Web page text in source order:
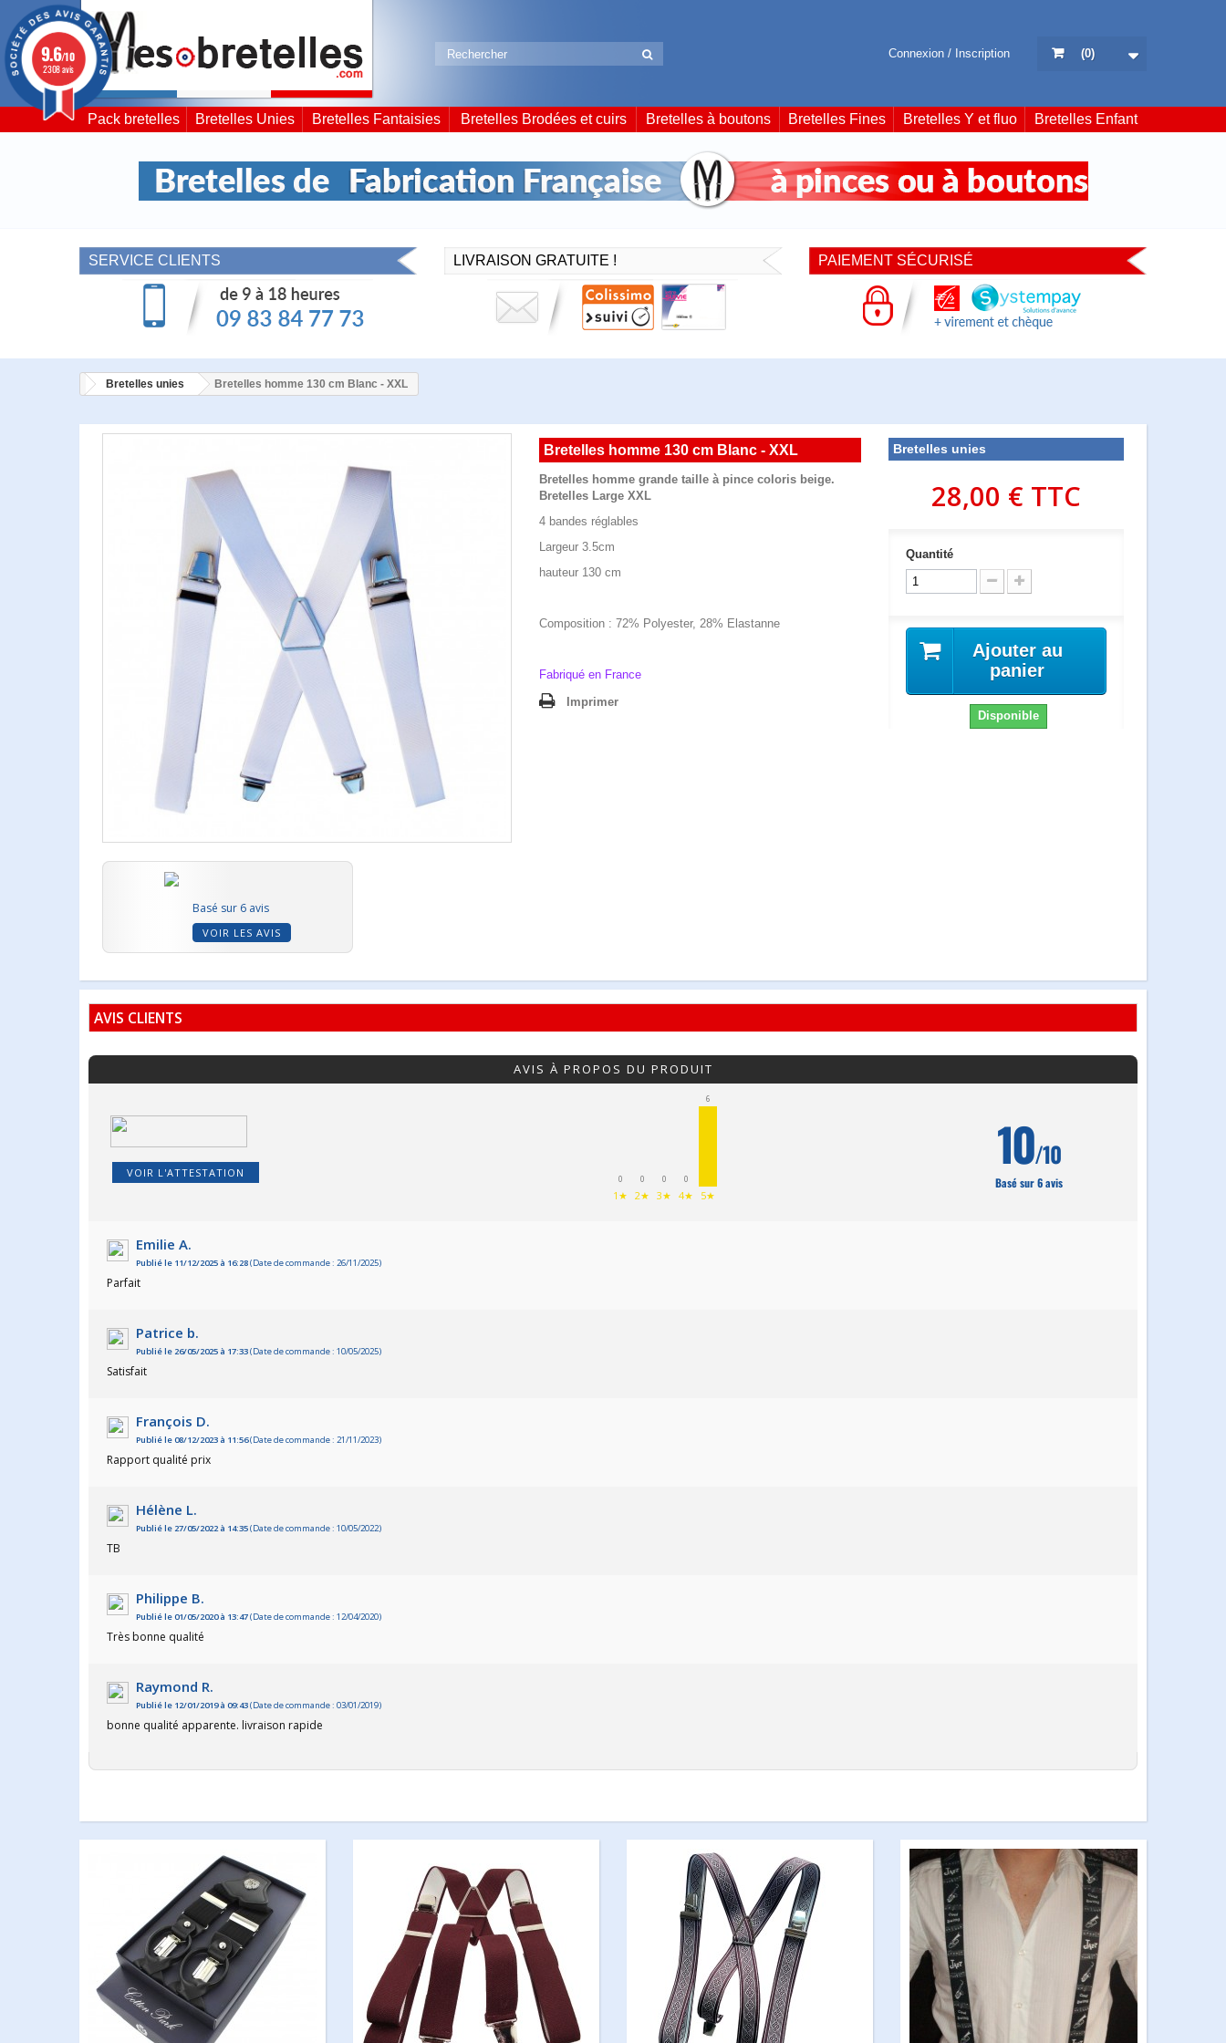
Connexion / Inscription (0)
Pack bretelles Bretelles Unies Bretelles Fantaisies Bretelles Brodées et cuirs Bretelles à boutons Bretelles Fines Bretelles Y et fluo Bretelles Enfant
SERVICE CLIENTS LIVRAISON GRATUITE ! PAIEMENT SÉCURISÉ
Bretelles unies Bretelles homme 130 cm Blanc - XXL
Basé sur 6 avis
VOIR LES AVIS
Bretelles homme 130 cm Blanc - XXL
Bretelles homme grande taille à pince coloris beige.
Bretelles Large XXL
4 bandes réglables
Largeur 3.5cm
hauteur 130 cm
Composition : 72% Polyester, 28% Elastanne
Fabriqué en France
Imprimer
Bretelles unies
28,00 € TTC
Quantité
Ajouter au
panier
Disponible
AVIS CLIENTS
AVIS À PROPOS DU PRODUIT
VOIR L'ATTESTATION 0
1★
0
2★
0
3★
0
4★
6
5★
10/10
Basé sur 6 avis
Emilie A.
Publié le 11/12/2025 à 16:28(Date de commande : 26/11/2025)
Parfait
Patrice b.
Publié le 26/05/2025 à 17:33(Date de commande : 10/05/2025)
Satisfait
François D.
Publié le 08/12/2023 à 11:56(Date de commande : 21/11/2023)
Rapport qualité prix
Hélène L.
Publié le 27/05/2022 à 14:35(Date de commande : 10/05/2022)
TB
Philippe B.
Publié le 01/05/2020 à 13:47(Date de commande : 12/04/2020)
Très bonne qualité
Raymond R.
Publié le 12/01/2019 à 09:43(Date de commande : 03/01/2019)
bonne qualité apparente. livraison rapide
9.6/10
2308 avis